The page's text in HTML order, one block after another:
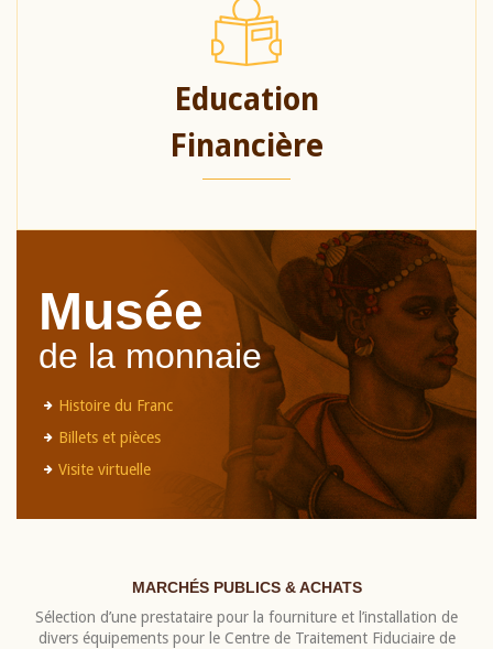
Education
Financière
Musée
de la monnaie
Histoire du Franc
Billets et pièces
Visite virtuelle
MARCHÉS PUBLICS & ACHATS
Sélection d’une prestataire pour la fourniture et l’installation de
divers équipements pour le Centre de Traitement Fiduciaire de